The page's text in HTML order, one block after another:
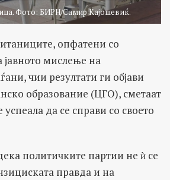
Фото: БИРН/Самир Кајошевиќ.
опфатени со
јавното мислење на
чии резултати ги објави
образование (ЦГО), сметаат
успеала да се справи со своето
политичките партии не ѝ се
правда и на